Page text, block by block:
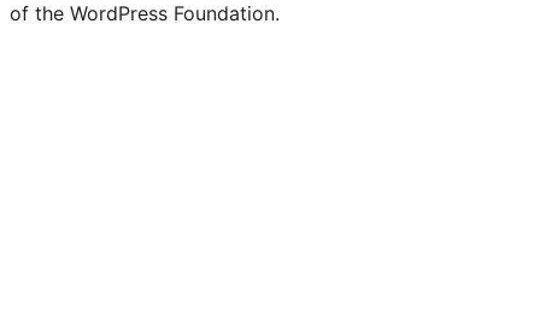
of the WordPress Foundation.